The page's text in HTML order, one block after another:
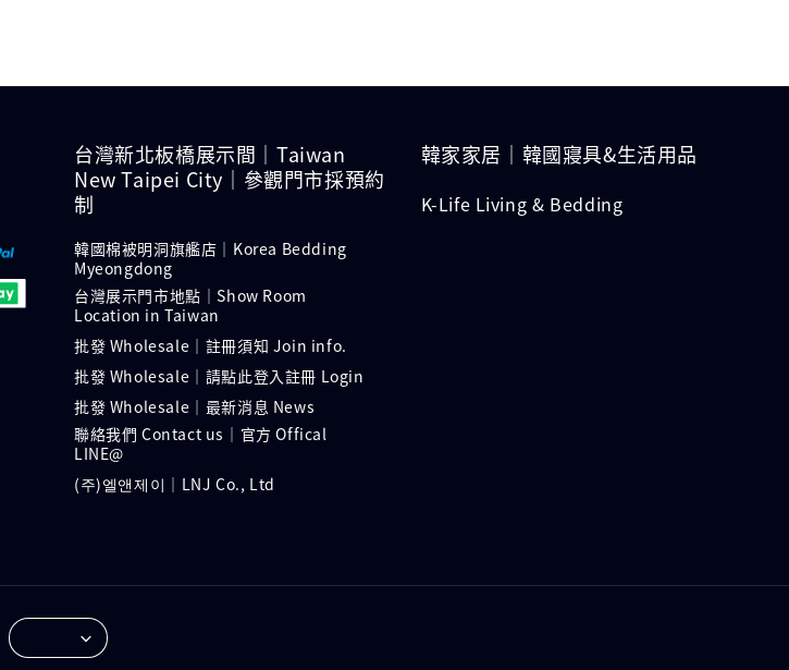
台灣新北板橋展示間｜Taiwan
New Taipei City｜參觀門市採預約
制
韓國棉被明洞旗艦店｜Korea Bedding
Myeongdong
台灣展示門市地點｜Show Room
Location in Taiwan
批發 Wholesale｜註冊須知 Join info.
批發 Wholesale｜請點此登入註冊 Login
批發 Wholesale｜最新消息 News
聯絡我們 Contact us｜官方 Offical
LINE@
(주)엘앤제이｜LNJ Co., Ltd
韓家家居｜韓國寢具&生活用品
K-Life Living & Bedding